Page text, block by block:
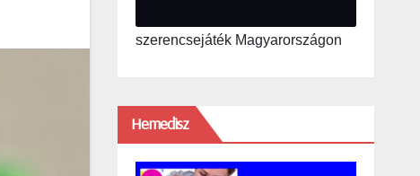
szerencsejáték Magyarországon
Hemedisz